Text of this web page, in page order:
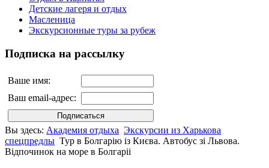
Детские лагеря и отдых
Масленица
Экскурсионные туры за рубеж
Подписка на рассылку
Ваше имя:
Ваш email-адрес:
Вы здесь: Академия отдыха Экскурсии из Харькова
спецпредлы Тур в Болгарію із Києва. Автобус зі Львова.
Відпочинок на море в Болгаріі